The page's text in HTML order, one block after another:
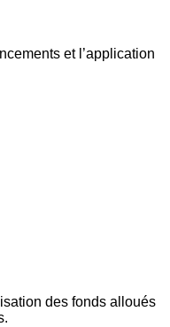
et l’application
des fonds alloués